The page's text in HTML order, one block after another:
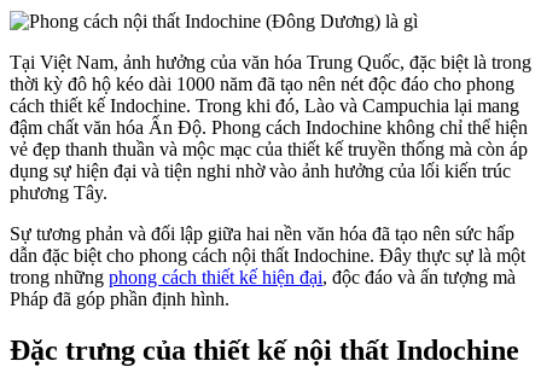
Tại Việt Nam, ảnh hưởng của văn hóa Trung Quốc, đặc biệt là trong
thời kỳ đô hộ kéo dài 1000 năm đã tạo nên nét độc đáo cho phong
cách thiết kế Indochine. Trong khi đó, Lào và Campuchia lại mang
đậm chất văn hóa Ấn Độ. Phong cách Indochine không chỉ thể hiện
vẻ đẹp thanh thuần và mộc mạc của thiết kế truyền thống mà còn áp
dụng sự hiện đại và tiện nghi nhờ vào ảnh hưởng của lối kiến trúc
phương Tây.
Sự tương phản và đối lập giữa hai nền văn hóa đã tạo nên sức hấp
dẫn đặc biệt cho phong cách nội thất Indochine. Đây thực sự là một
trong những phong cách thiết kế hiện đại, độc đáo và ấn tượng mà
Pháp đã góp phần định hình.
Đặc trưng của thiết kế nội thất Indochine